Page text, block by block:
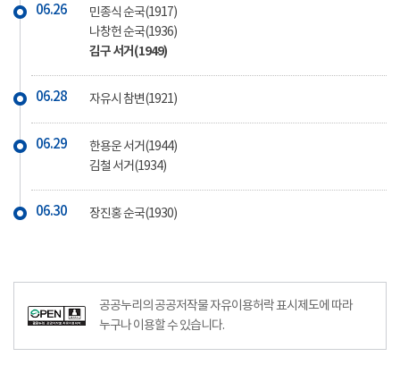
06.26
민종식 순국(1917)
나창헌 순국(1936)
김구 서거(1949)
06.28 자유시 참변(1921)
06.29
한용운 서거(1944)
김철 서거(1934)
06.30 장진홍 순국(1930)
공공누리의 공공저작물 자유이용허락 표시제도에 따라
누구나 이용할 수 있습니다.